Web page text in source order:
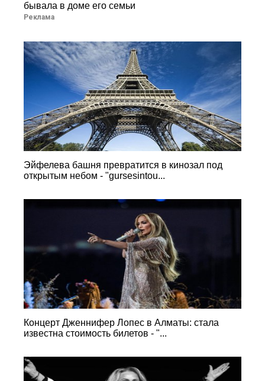
бывала в доме его семьи
Реклама
Эйфелева башня превратится в кинозал под
открытым небом - "gursesintou...
Концерт Дженнифер Лопес в Алматы: стала
известна стоимость билетов - "...